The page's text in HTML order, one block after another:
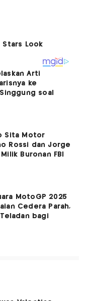
Arti
ke
soal
Sita Motor
Rossi dan Jorge
Buronan FBI
MotoGP 2025
Cedera Parah,
bagi